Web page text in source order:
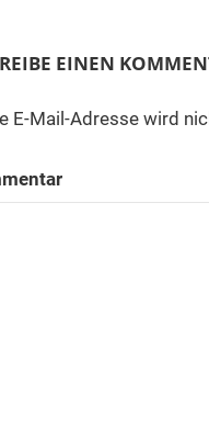
EINEN
E-Mail-Adresse wird